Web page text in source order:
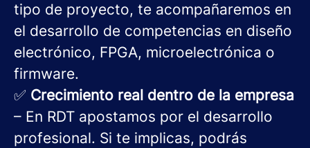
tipo de proyecto, te acompañaremos en
el desarrollo de competencias en diseño
electrónico, FPGA, microelectrónica o
firmware.
✅ Crecimiento real dentro de la empresa
– En RDT apostamos por el desarrollo
profesional. Si te implicas, podrás